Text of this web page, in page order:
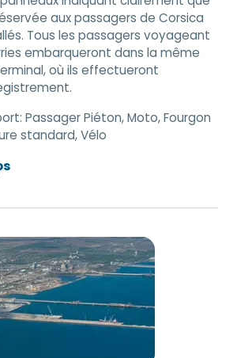
aux passagers de Corsica
Tous les passagers voyageant
embarqueront dans la même
où ils effectueront
Passager Piéton, Moto, Fourgon
standard, Vélo